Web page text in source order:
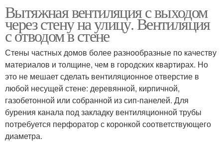
Вытяжная вентиляция с выходом
через стену на улицу. Вентиляция
с отводом в стене
Стены частных домов более разнообразные по качеству
материалов и толщине, чем в городских квартирах. Но
это не мешает сделать вентиляционное отверстие в
любой несущей стене: деревянной, кирпичной,
газобетонной или собранной из сип-панелей. Для
бурения канала под закладку вентиляционной трубы
потребуется перфоратор с коронкой соответствующего
диаметра.